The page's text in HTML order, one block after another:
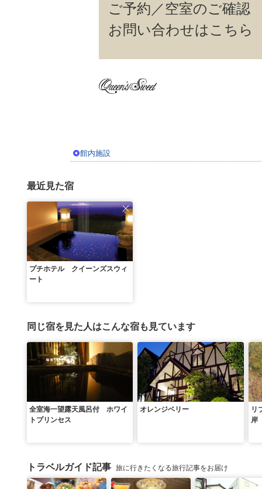
ご予約／空室のご確認
お問い合わせはこちら
館内施設
最近見た宿
プチホテル クイーンズスウィ
ート
同じ宿を見た人はこんな宿も見ています
全室海一望露天風呂付 ホワイ
トプリンセス
オレンジベリー
リ
岸
トラベルガイド記事 旅に行きたくなる旅行記事をお届け